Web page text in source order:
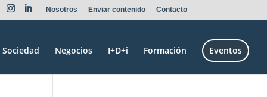
Nosotros Enviar contenido Contacto
Sociedad Negocios I+D+i Formación Eventos